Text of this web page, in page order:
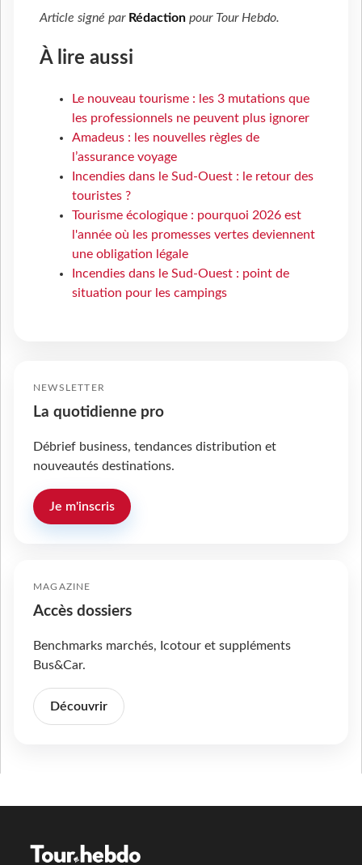
Article signé par Rédaction pour Tour Hebdo.
À lire aussi
Le nouveau tourisme : les 3 mutations que
les professionnels ne peuvent plus ignorer
Amadeus : les nouvelles règles de
l’assurance voyage
Incendies dans le Sud-Ouest : le retour des
touristes ?
Tourisme écologique : pourquoi 2026 est
l'année où les promesses vertes deviennent
une obligation légale
Incendies dans le Sud-Ouest : point de
situation pour les campings
NEWSLETTER
La quotidienne pro
Débrief business, tendances distribution et
nouveautés destinations.
Je m'inscris
MAGAZINE
Accès dossiers
Benchmarks marchés, Icotour et suppléments
Bus&Car.
Découvrir